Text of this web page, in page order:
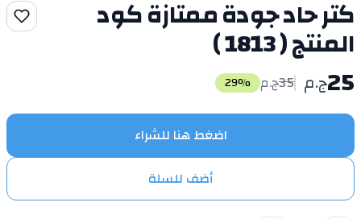
كتر حاد جودة ممتازة كود
المنتج ( 1813 )
25ج.م 35ج.م 29%
اضغط هنا للشراء
أضف للسلة